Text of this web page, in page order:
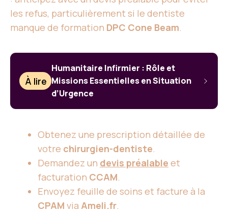
les refus, particulièrement si le dentiste
manque de formation DPC Cone Beam.
À lire
Humanitaire Infirmier : Rôle et
Missions Essentielles en Situation
d’Urgence
Obtenez une prescription détaillée de
votre chirurgien-dentiste.
Demandez un devis préalable et
facturation CCAM.
Envoyez feuille de soins et facture à la
CPAM via Ameli.fr.